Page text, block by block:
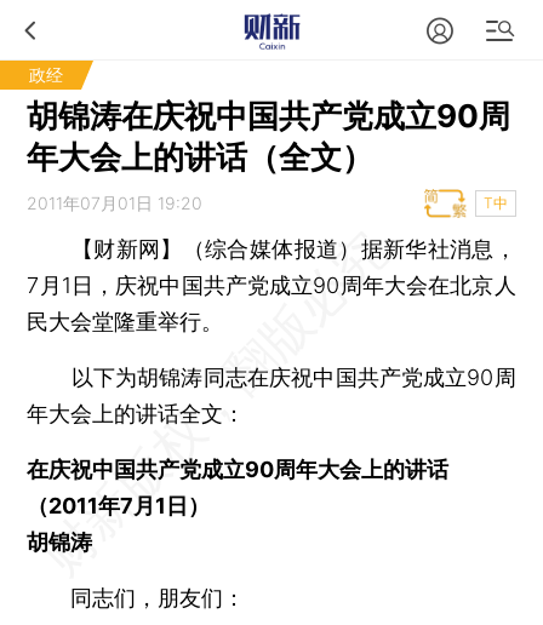
政经
胡锦涛在庆祝中国共产党成立90周
年大会上的讲话（全文）
2011年07月01日 19:20 T中
【财新网】（综合媒体报道） 据新华社消息，
7月1日，庆祝中国共产党成立90周年大会在北京人
民大会堂隆重举行。
以下为胡锦涛同志在庆祝中国共产党成立90周
年大会上的讲话全文：
在庆祝中国共产党成立90周年大会上的讲话
（2011年7月1日）
胡锦涛
同志们，朋友们：